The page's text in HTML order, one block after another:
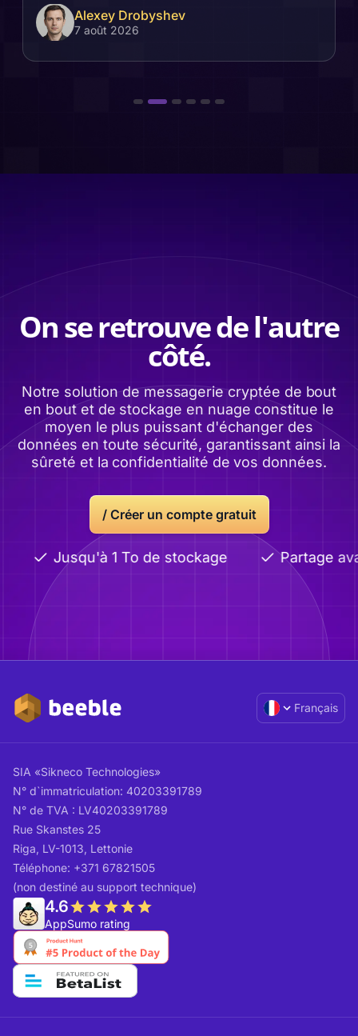
Alexey Drobyshev
7 août 2026
On se retrouve de l'autre
côté.
Notre solution de messagerie cryptée de bout
en bout et de stockage en nuage constitue le
moyen le plus puissant d'échanger des
données en toute sécurité, garantissant ainsi la
sûreté et la confidentialité de vos données.
/ Créer un compte gratuit
Jusqu'à 1 To de stockage Partage
Français
SIA «Sikneco Technologies»
N° d`immatriculation: 40203391789
N° de TVA : LV40203391789
Rue Skanstes 25
Riga, LV-1013, Lettonie
Téléphone: +371 67821505
(non destiné au support technique)
4.6
AppSumo rating